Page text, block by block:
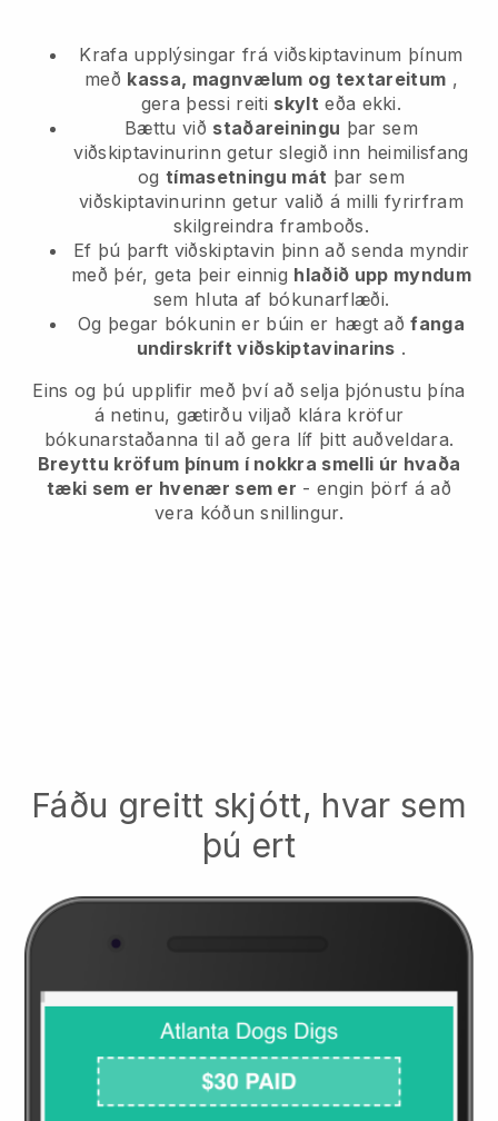
Krafa upplýsingar frá viðskiptavinum þínum
með kassa, magnvælum og textareitum ,
gera þessi reiti skylt eða ekki.
Bættu við staðareiningu þar sem
viðskiptavinurinn getur slegið inn heimilisfang
ogtímasetningu mát þar sem
viðskiptavinurinn getur valið á milli fyrirfram
skilgreindra framboðs.
Ef þú þarft viðskiptavin þinn að senda myndir
með þér, geta þeir einnig hlaðið upp myndum
sem hluta af bókunarflæði.
Og þegar bókunin er búin er hægt aðfanga
undirskrift viðskiptavinarins .
Eins og þú upplifir með því að selja þjónustu þína
á netinu, gætirðu viljað klára kröfur
bókunarstaðanna til að gera líf þitt auðveldara.
Breyttu kröfum þínum í nokkra smelli úr hvaða
tæki sem er hvenær sem er - engin þörf á að
vera kóðun snillingur.
Fáðu greitt skjótt, hvar sem
þú ert